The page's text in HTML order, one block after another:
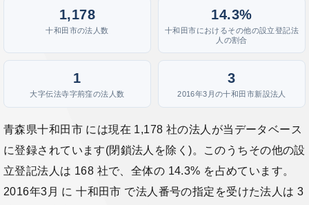
1,178
十和田市の法人数
14.3%
十和田市におけるその他の設立登記法
人の割合
1
大字伝法寺字荊窪の法人数
3
2016年3月の十和田市新設法人
青森県十和田市 には現在 1,178 社の法人が当データベース
に登録されています(閉鎖法人を除く)。このうちその他の設
立登記法人は 168 社で、全体の 14.3% を占めています。
2016年3月 に 十和田市 で法人番号の指定を受けた法人は 3